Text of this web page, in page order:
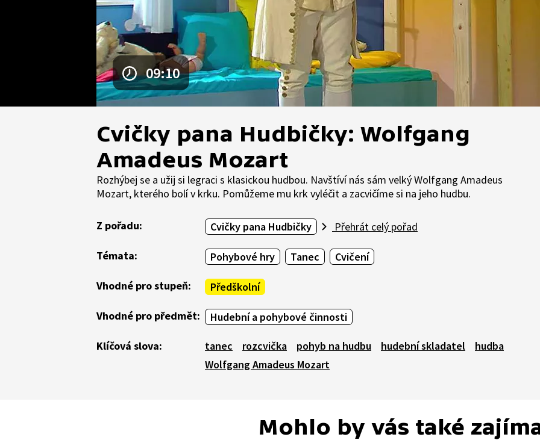
09:10
Cvičky pana Hudbičky: Wolfgang
Amadeus Mozart
Rozhýbej se a užij si legraci s klasickou hudbou. Navštíví nás sám velký Wolfgang Amadeus
Mozart, kterého bolí v krku. Pomůžeme mu krk vyléčit a zacvičíme si na jeho hudbu.
Z pořadu: Cvičky pana Hudbičky Přehrát celý pořad
Témata: Pohybové hry Tanec Cvičení
Vhodné pro stupeň: Předškolní
Vhodné pro předmět: Hudební a pohybové činnosti
Klíčová slova: tanec rozcvička pohyb na hudbu hudební skladatel
hudba
Wolfgang Amadeus Mozart
Mohlo by vás také